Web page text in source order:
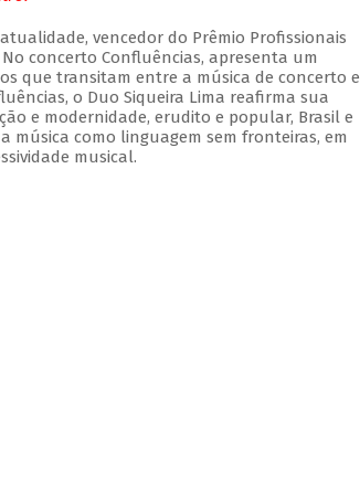
vencedor do Prêmio Profissionais
concerto Confluências, apresenta um
que transitam entre a música de concerto e
o Duo Siqueira Lima reafirma sua
e modernidade, erudito e popular, Brasil e
música como linguagem sem fronteiras, em
musical.